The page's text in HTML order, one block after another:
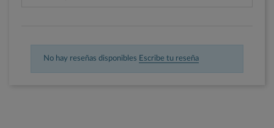
No hay reseñas disponibles Escribe tu reseña